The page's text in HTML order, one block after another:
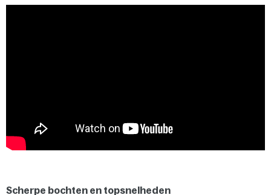
Scherpe bochten en topsnelheden